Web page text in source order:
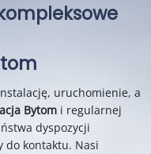
uruchomienie, a
Bytomi regularnej
dyspozycji
do kontaktu. Nasi